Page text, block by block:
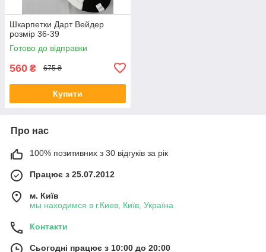
Шкарпетки Дарт Вейдер
розмір 36-39
Готово до відправки
560 ₴ 675 ₴
Купити
Про нас
100% позитивних з 30 відгуків за рік
Працює з 25.07.2012
м. Київ
мы находимся в г.Киев, Київ, Україна
Контакти
Сьогодні працює з 10:00 до 20:00